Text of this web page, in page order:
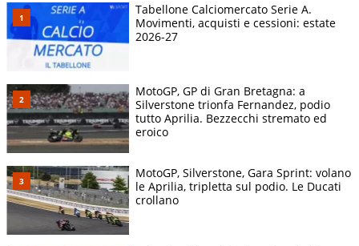
Tabellone Calciomercato Serie A.
Movimenti, acquisti e cessioni: estate
2026-27
MotoGP, GP di Gran Bretagna: a
Silverstone trionfa Fernandez, podio
tutto Aprilia. Bezzecchi stremato ed
eroico
MotoGP, Silverstone, Gara Sprint: volano
le Aprilia, tripletta sul podio. Le Ducati
crollano